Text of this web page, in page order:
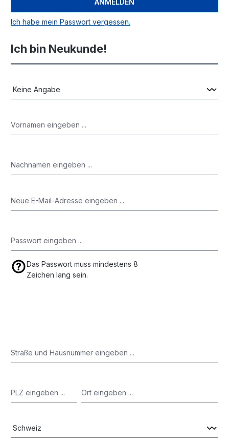
Ich habe mein Passwort vergessen.
ANMELDEN
Ich bin Neukunde!
Persönliche Informationen
Das Passwort muss mindestens 8
Zeichen lang sein.